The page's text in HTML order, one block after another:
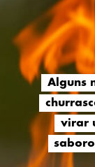
Alguns
virar
Alguns
virar